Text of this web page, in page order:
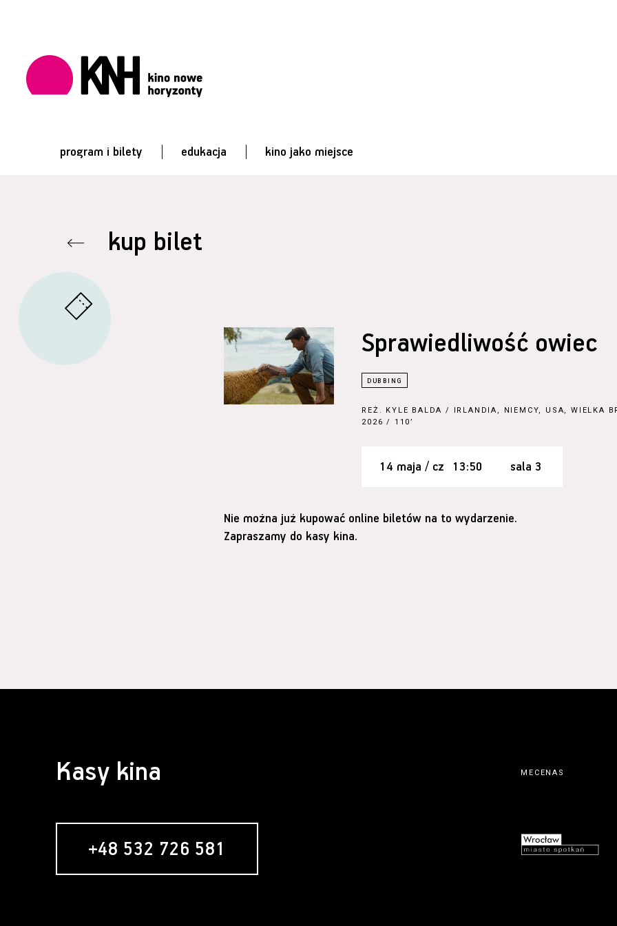
program i bilety edukacja kino jako miejsce
kup bilet
Sprawiedliwość owiec
REŻ. KYLE BALDA / IRLANDIA, NIEMCY, USA, WIELKA
2026 / 110’
14 maja / cz 13:50 sala 3
Nie można już kupować online biletów na to wydarzenie.
Zapraszamy do kasy kina.
Kasy kina
+48 532 726 581
MECENAS